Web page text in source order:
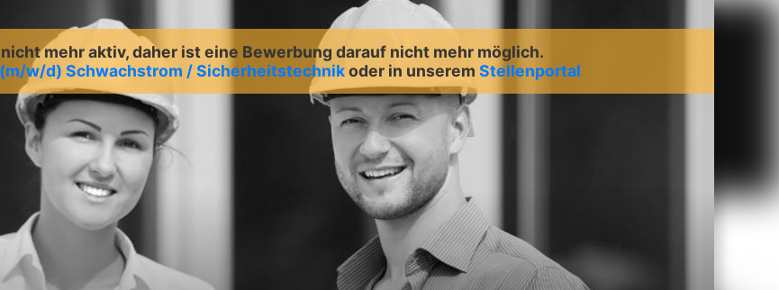
mehr aktiv, daher ist eine Bewerbung darauf nicht mehr möglich.
w/d) Schwachstrom / Sicherheitstechnikoder in unserem Stellenportal